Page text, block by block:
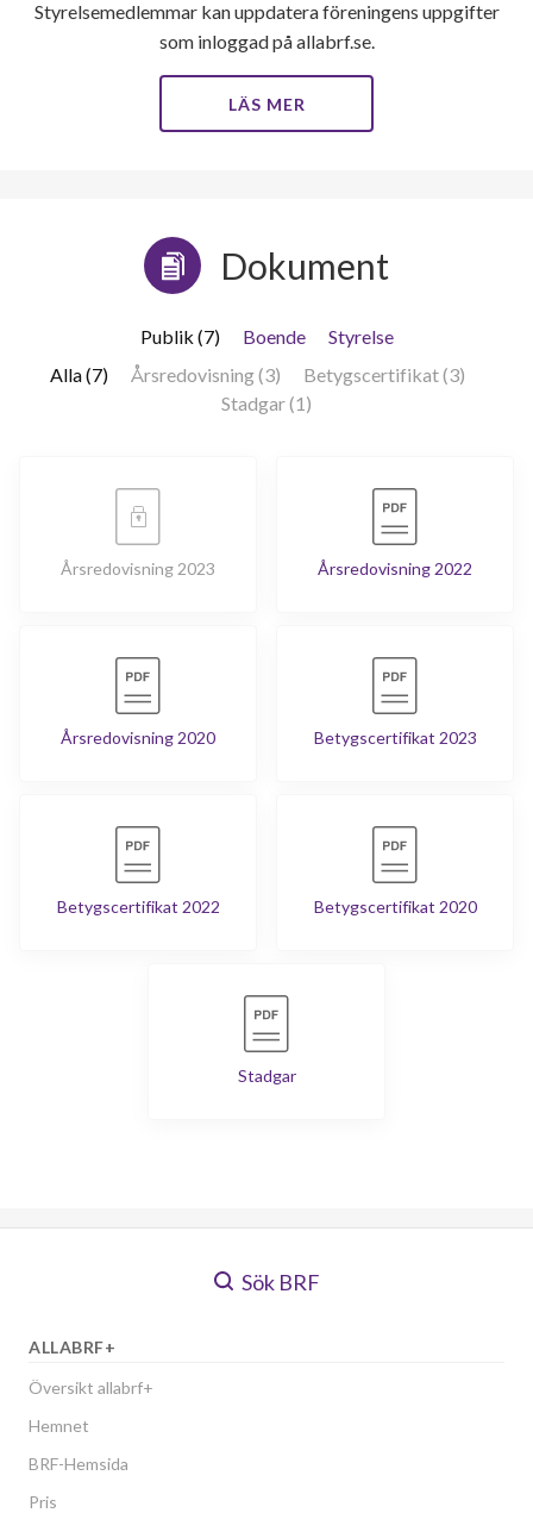
Styrelsemedlemmar kan uppdatera föreningens uppgifter
som inloggad på allabrf.se.
LÄS MER
Dokument
Publik (7) Boende
Styrelse
Alla (7)
Årsredovisning (3)
Betygscertifikat (3)
Stadgar (1)
Årsredovisning 2023 Årsredovisning 2022
Årsredovisning 2020 Betygscertifikat 2023
Betygscertifikat 2022 Betygscertifikat 2020
Stadgar
Sök BRF
ALLABRF+
Översikt allabrf+
Hemnet
BRF-Hemsida
Pris